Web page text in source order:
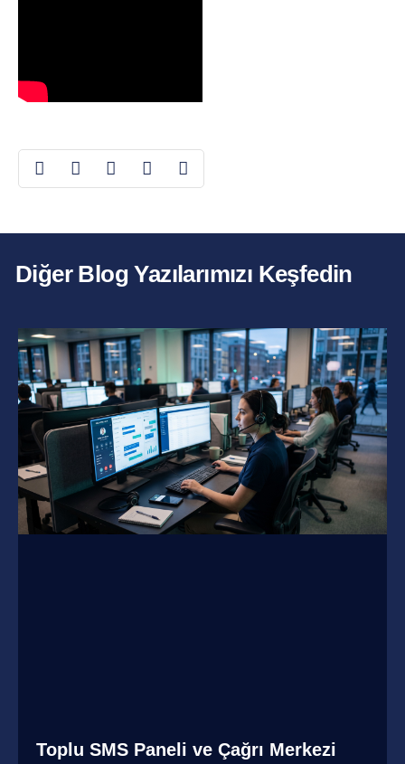
Diğer Blog Yazılarımızı Keşfedin
Toplu SMS Paneli ve Çağrı Merkezi